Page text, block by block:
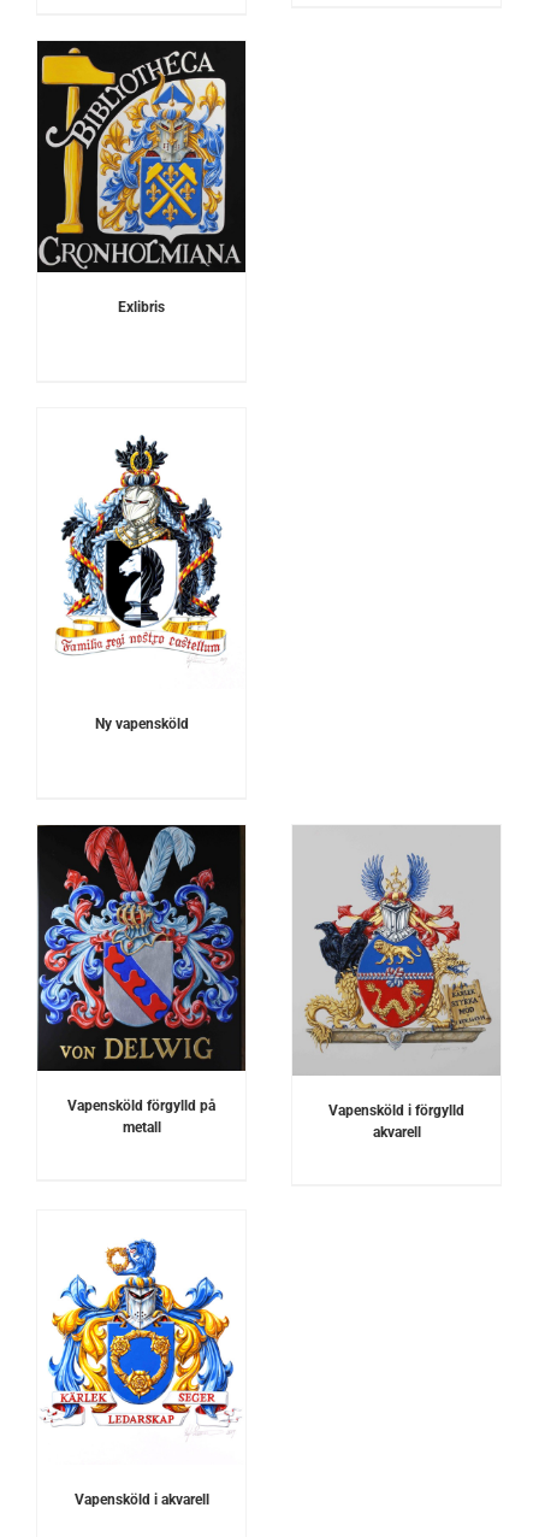
Exlibris
Ny vapensköld
Vapensköld förgylld på
metall
DETALJER
Vapensköld i förgylld
akvarell
Vapensköld i akvarell